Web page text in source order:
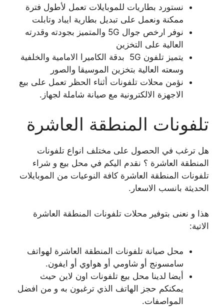
نستورد بطاريات للموبايلات تعمل لأطول فترة
ممكنة ونعمل على تبديل بطارية ايباد وتابلت
نوفر ارخص جوال 5G والمتميز بجودته وقدرته
العالية على التخزين
يتميز تلفون 5G بدقة الكاميرا الامامية والخلفية
وسعته العالية بتخزين الموسيقا والصور
نؤمن محلات تلفونات أثناء الحظر تعمل على بيع
الاجهزة الالكترونية مع صيانة شاملة لجهاز.
تلفونات المنطقة العاشرة
هل ترغب في الحصول على مختلف انواع تلفونات
المنطقة العاشرة ؟ نقدم اليكم في محل بيع و شراء
تلفونات المنطقة العاشرة كافة النوعيات من الموبايلات
الحديثة بانسب الاسعار.
هذا و نعنى بتوفير محلات تلفونات المنطقة العاشرة
الاتية:
محل صيانة تلفونات المنطقة العاشرة لهواتف
سامسونج أو شاومي أو هواوي أو ايفون.
أيضا لدينا محل بيع تلفونات اون لاين حيث
يمكنكم حجز الهاتف الذي ترغبون به و من افضل
المواصفات.